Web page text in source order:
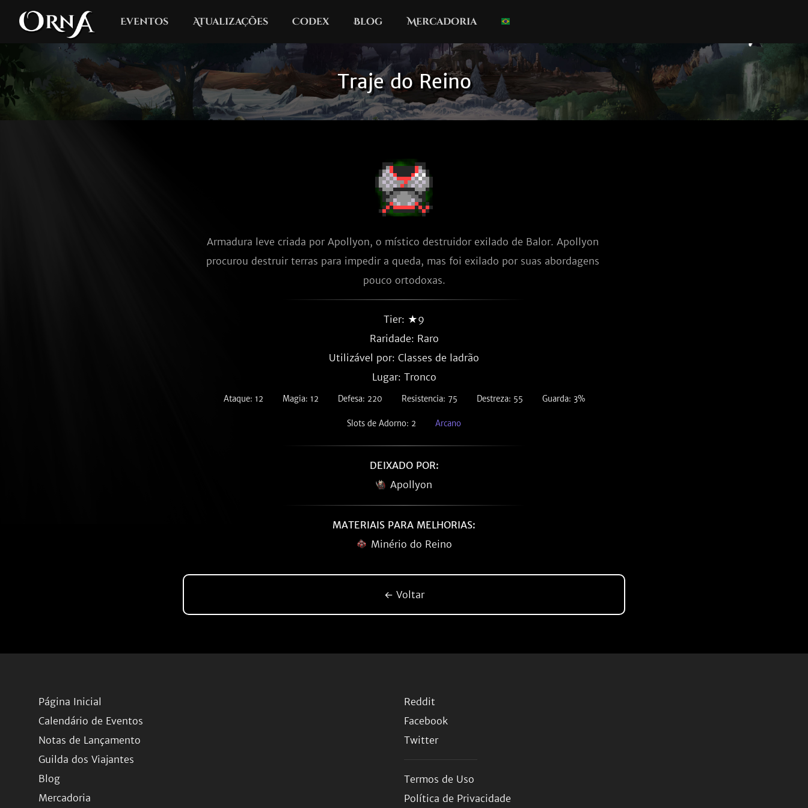
Eventos Atualizações Codex Blog Mercadoria
Traje do Reino
Armadura leve criada por Apollyon, o místico destruidor exilado de Balor. Apollyon
procurou destruir terras para impedir a queda, mas foi exilado por suas abordagens
pouco ortodoxas.
Tier: ★9
Raridade: Raro
Utilizável por: Classes de ladrão
Lugar: Tronco
Ataque: 12 Magia: 12 Defesa: 220 Resistencia: 75 Destreza: 55 Guarda: 3%
Slots de Adorno: 2 Arcano
DEIXADO POR:
Apollyon
MATERIAIS PARA MELHORIAS:
Minério do Reino
← Voltar
Página Inicial
Calendário de Eventos
Notas de Lançamento
Guilda dos Viajantes
Blog
Mercadoria
Reddit
Facebook
Twitter
Termos de Uso
Política de Privacidade